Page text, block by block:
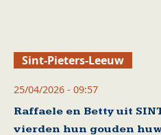
Sint-Pieters-Leeuw
25/04/2026 - 09:57
Raffaele en Betty uit
vierden hun gouden